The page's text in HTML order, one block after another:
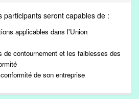
participants seront capables de :
applicables dans l'Union
de contournement et les faiblesses des
de son entreprise